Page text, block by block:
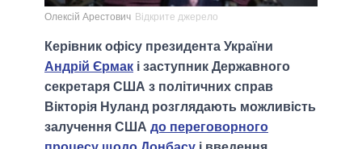
Олексій Арестович Відкрите джерело
Керівник офісу президента України
Андрій Єрмак і заступник Державного
секретаря США з політичних справ
Вікторія Нуланд розглядають можливість
залучення США до переговорного